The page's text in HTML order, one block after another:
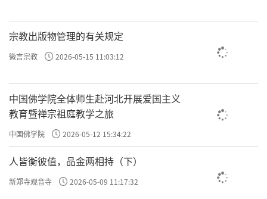
宗教出版物管理的有关规定
微言宗教 2026-05-15 11:03:12
中国佛学院全体师生赴河北开展爱国主义
教育暨禅宗祖庭教学之旅
中国佛学院 2026-05-12 15:34:22
人皆衡彼值，品金两相持（下）
新郑寺观音寺 2026-05-09 11:17:32